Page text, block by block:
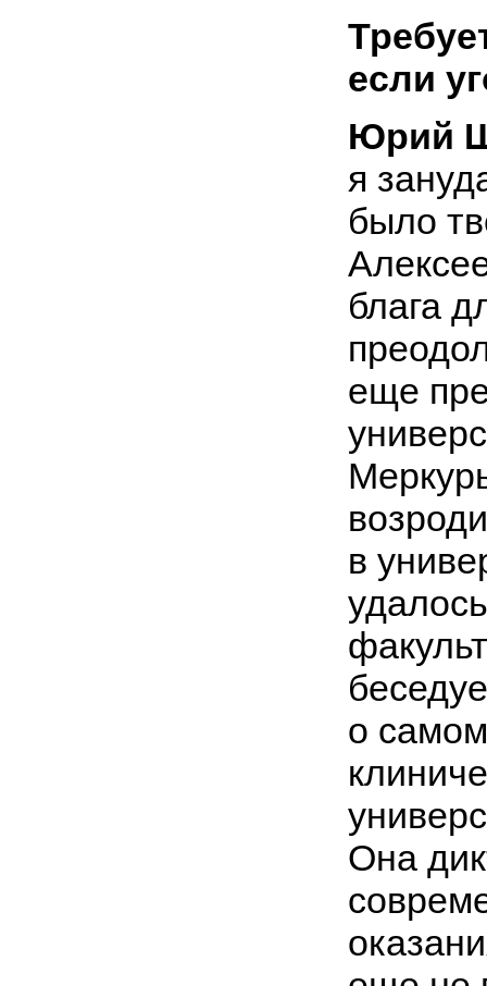
если
Юрий
я
было
блага
еще
в
о
Она